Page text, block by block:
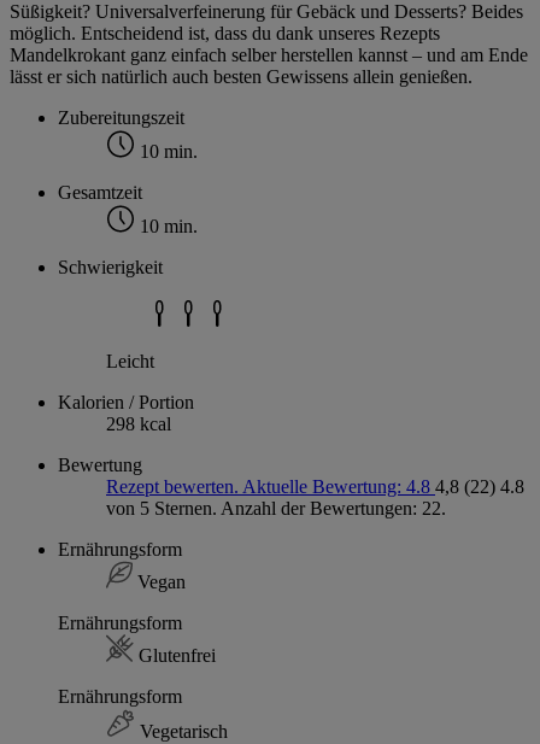
Süßigkeit? Universalverfeinerung für Gebäck und Desserts? Beides
möglich. Entscheidend ist, dass du dank unseres Rezepts
Mandelkrokant ganz einfach selber herstellen kannst – und am Ende
lässt er sich natürlich auch besten Gewissens allein genießen.
Zubereitungszeit
10 min.
Gesamtzeit
10 min.
Schwierigkeit
Leicht
Kalorien / Portion
298 kcal
Bewertung
Rezept bewerten. Aktuelle Bewertung: 4.8 4,8 (22) 4.8
von 5 Sternen. Anzahl der Bewertungen: 22.
Ernährungsform
Vegan
Ernährungsform
Glutenfrei
Ernährungsform
Vegetarisch